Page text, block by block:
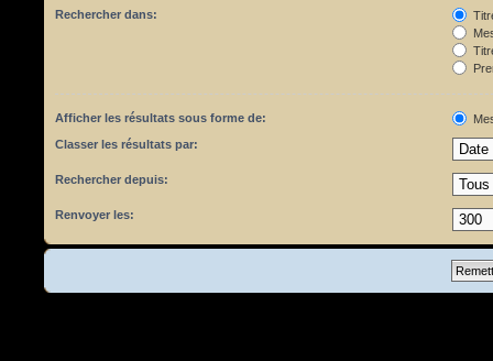
Rechercher dans:
Afficher les résultats sous forme de:
Classer les résultats par:
Rechercher depuis:
Renvoyer les: